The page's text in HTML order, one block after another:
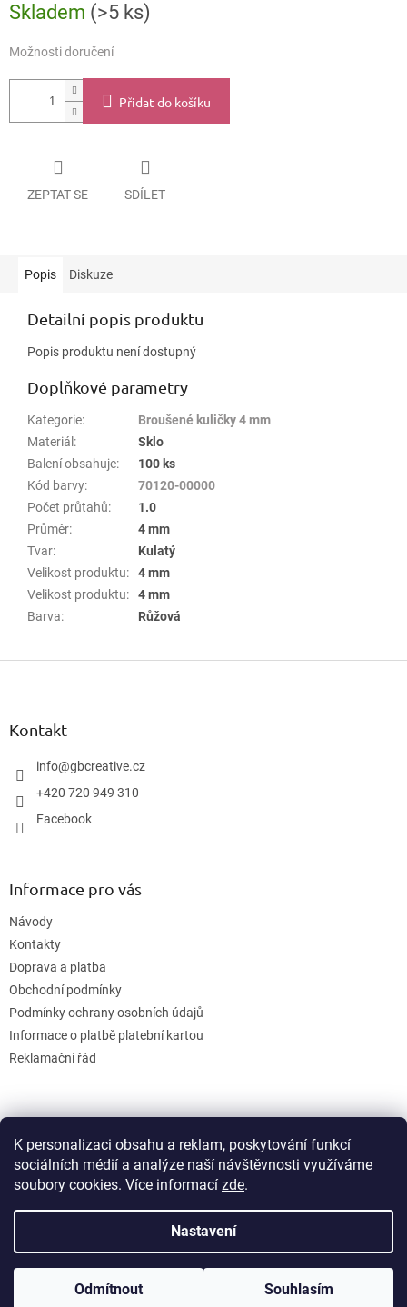
K personalizaci obsahu a reklam, poskytování funkcí
sociálních médií a analýze naší návštěvnosti využíváme
soubory cookies. Více informací zde.
Nastavení
Odmítnout Souhlasím
cena:
Skladem (>5 ks)
Možnosti doručení
Přidat do košíku
ZEPTAT SE SDÍLET
Popis Diskuze
Detailní popis produktu
Popis produktu není dostupný
Doplňkové parametry
Kategorie:
Broušené kuličky 4 mm
Materiál :
Sklo
Balení obsahuje:
100 ks
Kód barvy:
70120-00000
Počet průtahů:
1.0
Průměr:
4 mm
Tvar:
Kulatý
Velikost produktu:
4 mm
Velikost produktu:
4 mm
Barva: Růžová
Z
Kontakt
info@gbcreative.cz
+420 720 949 310
Facebook
Informace pro vás
Návody
Kontakty
Doprava a platba
Obchodní podmínky
Podmínky ochrany osobních údajů
Informace o platbě platební kartou
Reklamační řád
. Všechna práva vyhrazena.